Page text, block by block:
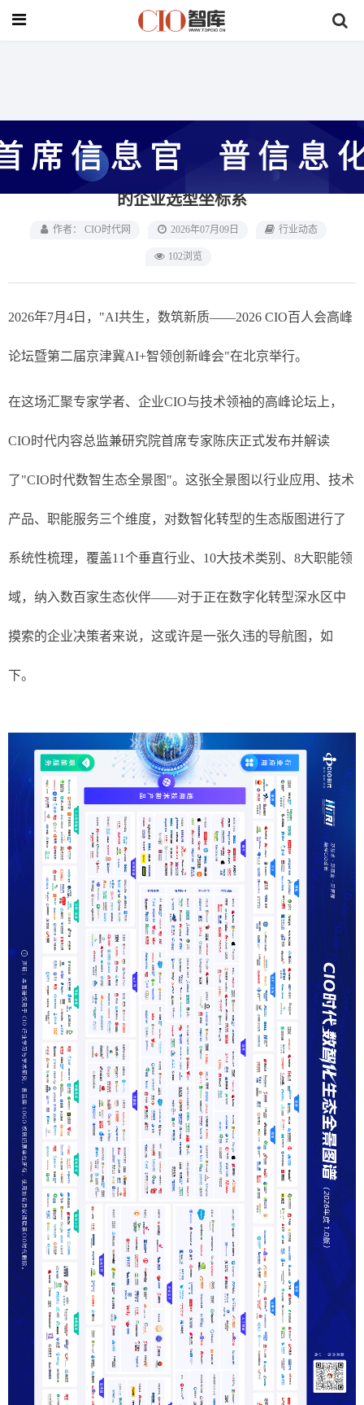
首页>行业动态
CIO时代数智生态全景图正式发布：AI时代
的企业选型坐标系
作者： CIO时代网 2026年07月09日 行业动态
102浏览
2026年7月4日，"AI共生，数筑新质——2026 CIO百人会高峰
论坛暨第二届京津冀AI+智领创新峰会"在北京举行。
在这场汇聚专家学者、企业CIO与技术领袖的高峰论坛上，
CIO时代内容总监兼研究院首席专家陈庆正式发布并解读
了"CIO时代数智生态全景图"。这张全景图以行业应用、技术
产品、职能服务三个维度，对数智化转型的生态版图进行了
系统性梳理，覆盖11个垂直行业、10大技术类别、8大职能领
域，纳入数百家生态伙伴——对于正在数字化转型深水区中
摸索的企业决策者来说，这或许是一张久违的导航图，如
下。